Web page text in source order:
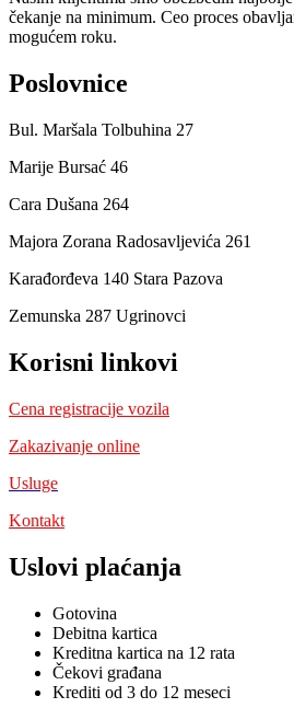
čekanje na minimum. Ceo proces
mogućem roku.
Poslovnice
Bul. Maršala Tolbuhina 27
Marije Bursać 46
Cara Dušana 264
Majora Zorana Radosavljevića 261
Karađorđeva 140 Stara Pazova
Zemunska 287 Ugrinovci
Korisni linkovi
Cena registracije vozila
Zakazivanje online
Usluge
Kontakt
Uslovi plaćanja
Gotovina
Debitna kartica
Kreditna kartica na 12 rata
Čekovi građana
Krediti od 3 do 12 meseci